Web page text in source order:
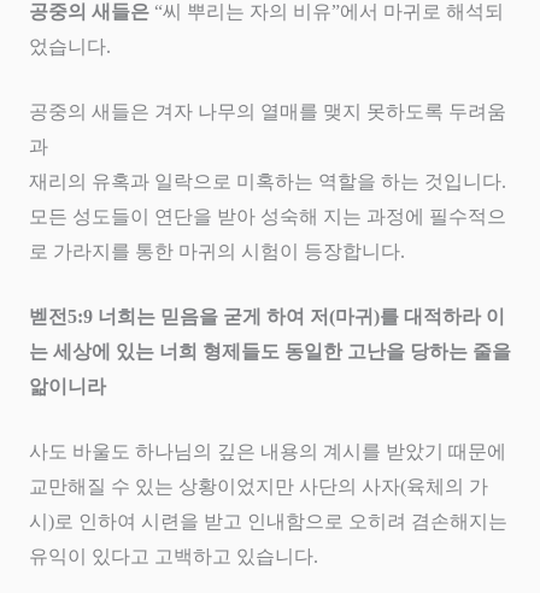
공중의 새들은 “씨 뿌리는 자의 비유”에서 마귀로 해석되
었습니다.
공중의 새들은 겨자 나무의 열매를 맺지 못하도록 두려움
과
재리의 유혹과 일락으로 미혹하는 역할을 하는 것입니다.
모든 성도들이 연단을 받아 성숙해 지는 과정에 필수적으
로 가라지를 통한 마귀의 시험이 등장합니다.
벧전5:9 너희는 믿음을 굳게 하여 저(마귀 )를 대적하라 이
는 세상에 있는 너희 형제들도 동일한 고난을 당하는 줄을
앎이니라
사도 바울도 하나님의 깊은 내용의 계시를 받았기 때문에
교만해질 수 있는 상황이었지만 사단의 사자(육체의 가
시)로 인하여 시련을 받고 인내함으로 오히려 겸손해지는
유익이 있다고 고백하고 있습니다.